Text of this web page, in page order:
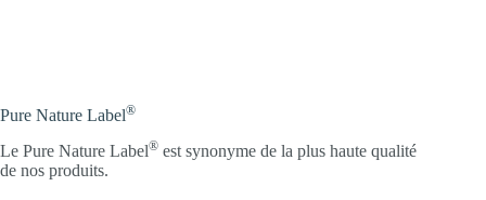
Pure Nature Label®
Le Pure Nature Label® est synonyme de la plus haute qualité
de nos produits.